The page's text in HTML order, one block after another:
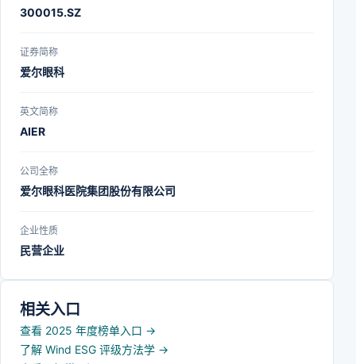
300015.SZ
证券简称
爱尔眼科
英文简称
AIER
公司全称
爱尔眼科医院集团股份有限公司
企业性质
民营企业
相关入口
查看 2025 年度榜单入口 →
了解 Wind ESG 评级方法学 →